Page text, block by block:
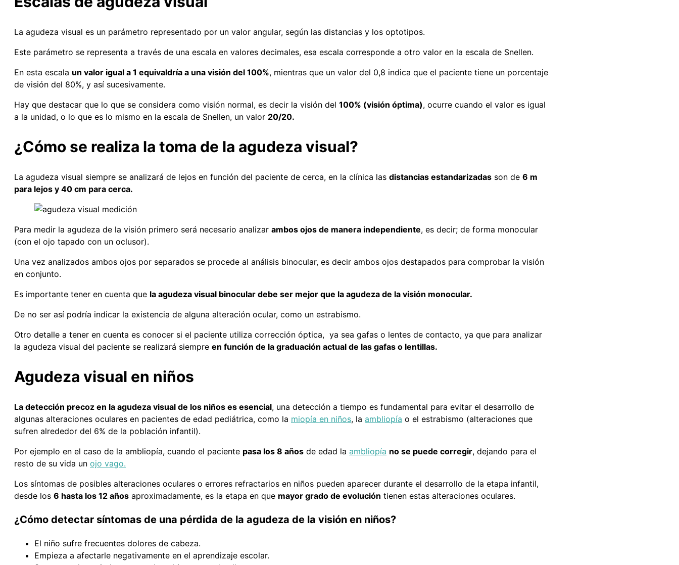
La agudeza visual es un parámetro representado por un valor angular, según las distancias y los optotipos.
Este parámetro se representa a través de una escala en valores decimales, esa escala corresponde a otro valor en la escala de Snellen.
En esta escala un valor igual a 1 equivaldría a una visión del 100%, mientras que un valor del 0,8 indica que el paciente tiene un porcentaje
de visión del 80%, y así sucesivamente.
Hay que destacar que lo que se considera como visión normal, es decir la visión del 100% (visión óptima), ocurre cuando el valor es igual
a la unidad, o lo que es lo mismo en la escala de Snellen, un valor 20/20.
¿Cómo se realiza la toma de la agudeza visual?
La agudeza visual siempre se analizará de lejos en función del paciente de cerca, en la clínica las distancias estandarizadas son de 6 m
para lejos y 40 cm para cerca.
Para medir la agudeza de la visión primero será necesario analizar ambos ojos de manera independiente, es decir; de forma monocular
(con el ojo tapado con un oclusor).
Una vez analizados ambos ojos por separados se procede al análisis binocular, es decir ambos ojos destapados para comprobar la visión
en conjunto.
Es importante tener en cuenta que la agudeza visual binocular debe ser mejor que la agudeza de la visión monocular.
De no ser así podría indicar la existencia de alguna alteración ocular, como un estrabismo.
Otro detalle a tener en cuenta es conocer si el paciente utiliza corrección óptica, ya sea gafas o lentes de contacto, ya que para analizar
la agudeza visual del paciente se realizará siempre en función de la graduación actual de las gafas o lentillas.
Agudeza visual en niños
La detección precoz en la agudeza visual de los niños es esencial, una detección a tiempo es fundamental para evitar el desarrollo de
algunas alteraciones oculares en pacientes de edad pediátrica, como la miopía en niños, la ambliopía o el estrabismo (alteraciones que
sufren alrededor del 6% de la población infantil).
Por ejemplo en el caso de la ambliopía, cuando el paciente pasa los 8 años de edad la ambliopía no se puede corregir, dejando para el
resto de su vida un ojo vago.
Los síntomas de posibles alteraciones oculares o errores refractarios en niños pueden aparecer durante el desarrollo de la etapa infantil,
desde los 6 hasta los 12 años aproximadamente, es la etapa en que mayor grado de evolución tienen estas alteraciones oculares.
¿Cómo detectar síntomas de una pérdida de la agudeza de la visión en niños?
El niño sufre frecuentes dolores de cabeza.
Empieza a afectarle negativamente en el aprendizaje escolar.